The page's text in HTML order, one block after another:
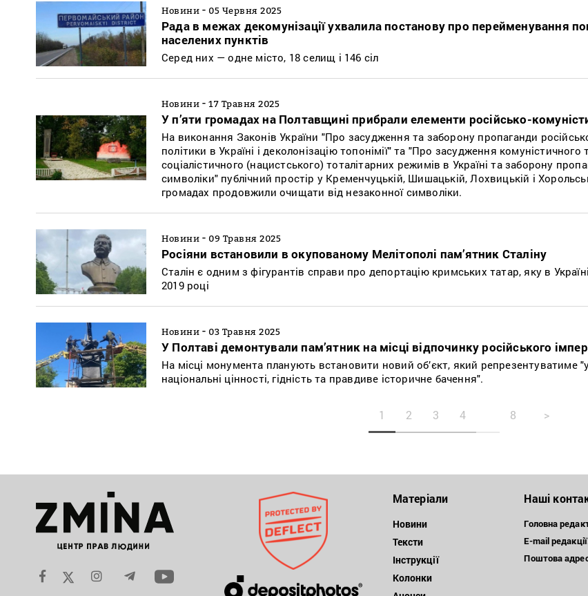
Новини - 05 Червня 2025
Рада в межах декомунізації ухвалила постанову про перейменування
населених пунктів
Серед них — одне місто, 18 селищ і 146 сіл
Новини - 17 Травня 2025
У п’яти громадах на Полтавщині прибрали елементи російсько-
На виконання Законів України "Про засудження та заборону пропаганди
політики в Україні і деколонізацію топонімії" та "Про засудження комуністичного
соціалістичного (нацистського) тоталітарних режимів в Україні та заборону
символіки" публічний простір у Кременчуцькій, Шишацькій, Лохвицькій і
громадах продовжили очищати від незаконної символіки.
Новини - 09 Травня 2025
Росіяни встановили в окупованому Мелітополі пам’ятник Сталіну
Сталін є одним з фігурантів справи про депортацію кримських татар, яку в
2019 році
Новини - 03 Травня 2025
У Полтаві демонтували пам’ятник на місці відпочинку російського
На місці монумента планують встановити новий об’єкт, який репрезентуватиме
національні цінності, гідність та правдиве історичне бачення".
1 2 3 4 8 >
Матеріали
Новини
Тексти
Інструкції
Колонки
Наші
Головна
E-mail
Поштова